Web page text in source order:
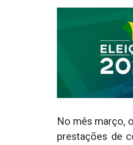
No mês março,
prestações de